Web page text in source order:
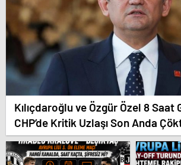
Kılıçdaroğlu ve Özgür Özel 8 Saat
CHP’de Kritik Uzlaşı Son Anda